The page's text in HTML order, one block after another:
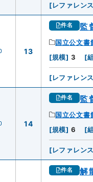
[レファレン
13
件名 監
国立公文書
[規模] 3 [
[レファレン
14
件名 監
国立公文書
[規模] 6 [
[レファレン
件名 解